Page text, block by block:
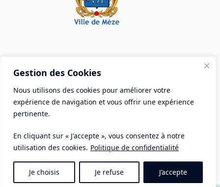
Gestion des Cookies
Nous utilisons des cookies pour améliorer votre
expérience de navigation et vous offrir une expérience
pertinente.
En cliquant sur « J'accepte », vous consentez à notre
utilisation des cookies. Politique de confidentialité
Je choisis Je refuse J’accepte
Mairie de Mèze
Place Aristide Briand - BP 28 34140 Mèze
Tél :04 67 18 30 30
Mail :
Mentions Légales